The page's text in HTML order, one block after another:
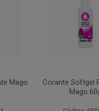
Mago
Corante Softgel
Mago